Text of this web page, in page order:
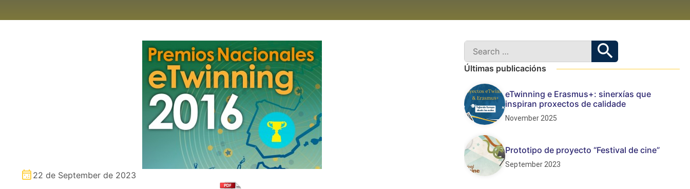
22 de September de 2023
Últimas publicacións
eTwinning e Erasmus+: sinerxías que
inspiran proxectos de calidade
November 2025
Prototipo de proyecto “Festival de cine”
September 2023